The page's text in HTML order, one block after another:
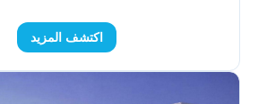
اكتشف المزيد